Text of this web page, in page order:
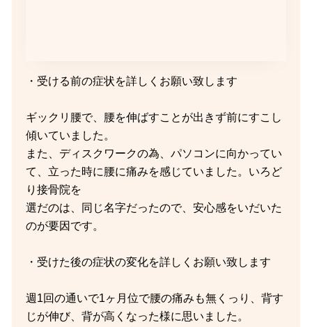
・受ける前の症状を詳しくお願い致します
ギックリ腰で、腰を伸ばすことが出きず前にすこし
傾いていました。
また、ディスクワークの為、パソコンに向かってい
て、立った時に腰に痛みを感じていました。いろど
り接骨院を
選だのは、同じ名字だったので、安心感をいだいた
のが要因です。
・受けた後の症状の変化を詳しくお願い致します
週1回の通いで1ヶ月位で腰の痛みも無くっり、背す
じが伸び、背が高くなった様に思いました。